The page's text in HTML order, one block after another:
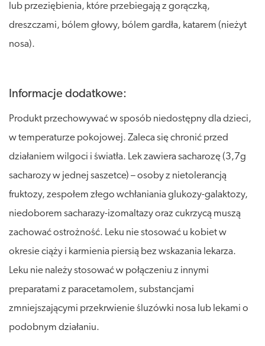
lub przeziębienia, które przebiegają z gorączką,
dreszczami, bólem głowy, bólem gardła, katarem (nieżyt
nosa).
Informacje dodatkowe:
Produkt przechowywać w sposób niedostępny dla dzieci,
w temperaturze pokojowej. Zaleca się chronić przed
działaniem wilgoci i światła. Lek zawiera sacharozę (3,7g
sacharozy w jednej saszetce) – osoby z nietolerancją
fruktozy, zespołem złego wchłaniania glukozy-galaktozy,
niedoborem sacharazy-izomaltazy oraz cukrzycą muszą
zachować ostrożność. Leku nie stosować u kobiet w
okresie ciąży i karmienia piersią bez wskazania lekarza.
Leku nie należy stosować w połączeniu z innymi
preparatami z paracetamolem, substancjami
zmniejszającymi przekrwienie śluzówki nosa lub lekami o
podobnym działaniu.